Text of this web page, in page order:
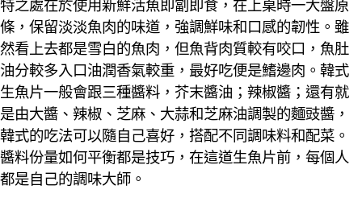
特之處在於使用新鮮活魚即劏即食，在上桌時一大盤原
條，保留淡淡魚肉的味道，強調鮮味和口感的韌性。雖
然看上去都是雪白的魚肉，但魚背肉質較有咬口，魚肚
油分較多入口油潤香氣較重，最好吃便是鰭邊肉。韓式
生魚片一般會跟三種醬料，芥末醬油；辣椒醬；還有就
是由大醬、辣椒、芝麻、大蒜和芝麻油調製的麵豉醬，
韓式的吃法可以隨自己喜好，搭配不同調味料和配菜。
醬料份量如何平衡都是技巧，在這道生魚片前，每個人
都是自己的調味大師。